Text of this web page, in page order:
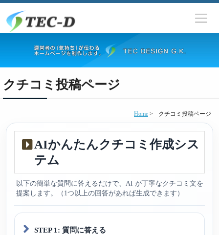
クチコミ投稿ページ
Home > クチコミ投稿ページ
AIかんたんクチコミ作成シス
テム
以下の簡単な質問に答えるだけで、AI が丁寧なクチコミ文を
提案します。（1つ以上の回答があれば生成できます）
STEP 1: 質問に答える